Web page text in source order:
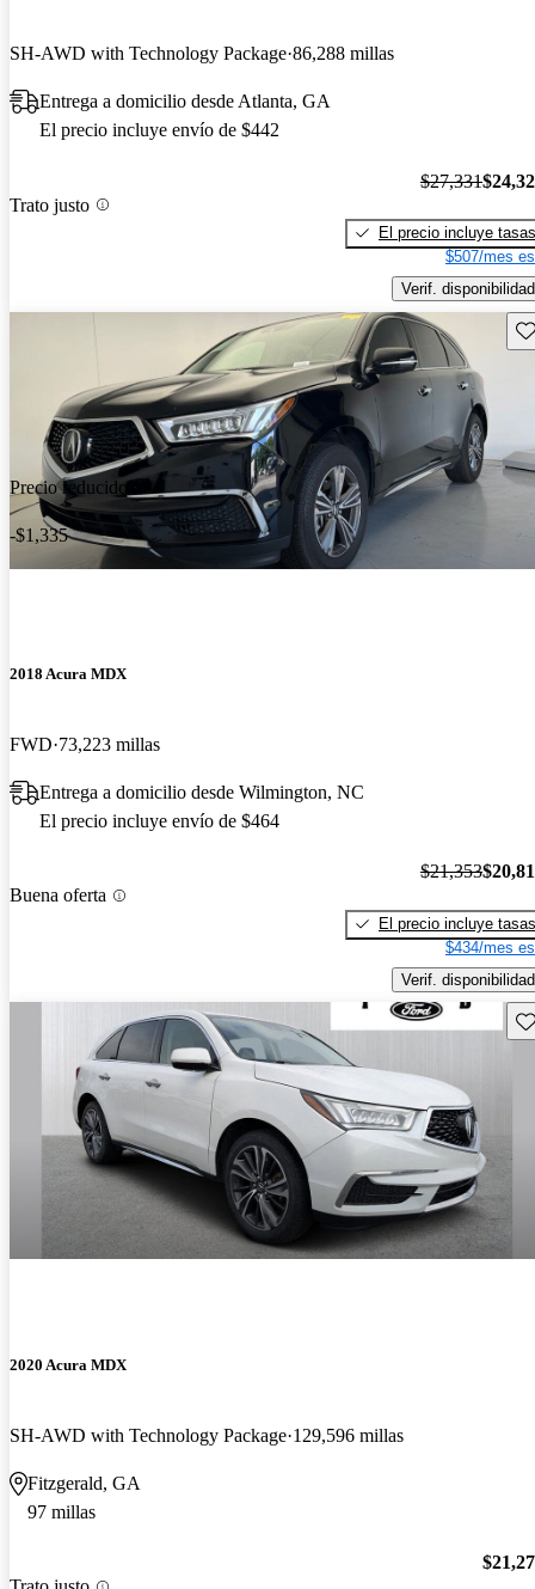
SH-AWD with Technology Package 86,288 millas
Entrega a domicilio desde Atlanta, GA
El precio incluye envío de $442
Trato justo
$27,331
El precio incluye tasas
$507/mes
Verif. disponibilidad
Precio reducido
-$1,335
2018 Acura MDX
FWD 73,223 millas
Entrega a domicilio desde Wilmington, NC
El precio incluye envío de $464
Buena oferta
$21,353
El precio incluye tasas
$434/mes
Verif. disponibilidad
2020 Acura MDX
SH-AWD with Technology Package 129,596 millas
Fitzgerald, GA
97 millas